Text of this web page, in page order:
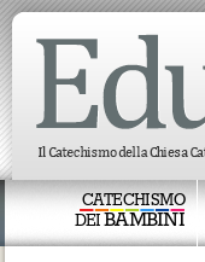
CATECHISMO
DEIBAMBINI